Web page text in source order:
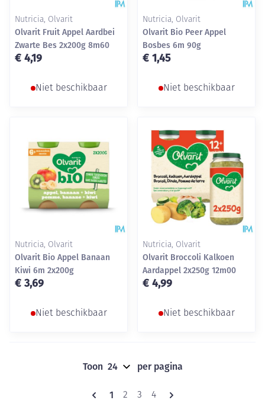
Nutricia, Olvarit
Olvarit Fruit Appel Aardbei
Zwarte Bes 2x200g 8m60
€ 4,19
Niet beschikbaar
Nutricia, Olvarit
Olvarit Bio Peer Appel
Bosbes 6m 90g
€ 1,45
Niet beschikbaar
Nutricia, Olvarit
Olvarit Bio Appel Banaan
Kiwi 6m 2x200g
€ 3,69
Niet beschikbaar
Nutricia, Olvarit
Olvarit Broccoli Kalkoen
Aardappel 2x250g 12m00
€ 4,99
Niet beschikbaar
Pagina's
U lees momenteel pagina
1 Pagina
2 Pagina
3 Pagina
4
Toon per pagina